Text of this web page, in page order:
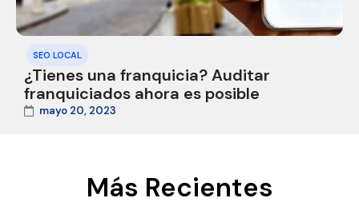
SEO LOCAL
¿Tienes una franquicia? Auditar
franquiciados ahora es posible
mayo 20, 2023
Más Recientes